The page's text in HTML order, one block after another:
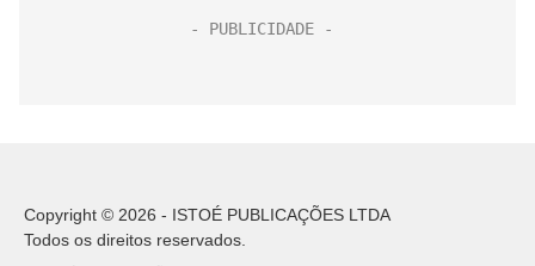
Copyright © 2026 - ISTOÉ PUBLICAÇÕES LTDA
Todos os direitos reservados.